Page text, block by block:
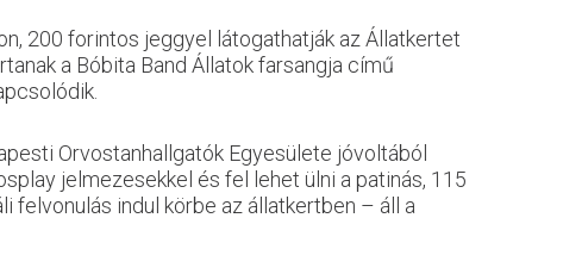
200 forintos jeggyel látogathatják az Állatkertet
a Bóbita Band Állatok farsangja című
Orvostanhallgatók Egyesülete jóvoltából
jelmezesekkel és fel lehet ülni a patinás, 115
felvonulás indul körbe az állatkertben – áll a